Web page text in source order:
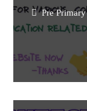
Pre Primary